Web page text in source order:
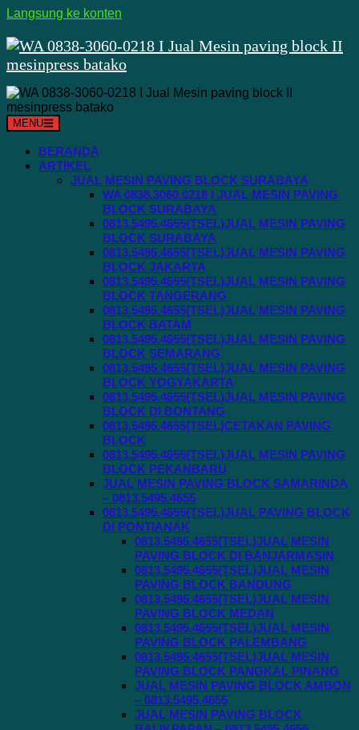
Langsung ke konten
MENU
BERANDA
ARTIKEL
JUAL MESIN PAVING BLOCK SURABAYA
WA 0838.3060.0218 I JUAL MESIN PAVING
BLOCK SURABAYA
0813.5495.4655(TSEL)JUAL MESIN PAVING
BLOCK SURABAYA
0813.5495.4655(TSEL)JUAL MESIN PAVING
BLOCK JAKARTA
0813.5495.4655(TSEL)JUAL MESIN PAVING
BLOCK TANGERANG
0813.5495.4655(TSEL)JUAL MESIN PAVING
BLOCK BATAM
0813.5495.4655(TSEL)JUAL MESIN PAVING
BLOCK SEMARANG
0813.5495.4655(TSEL)JUAL MESIN PAVING
BLOCK YOGYAKARTA
0813.5495.4655(TSEL)JUAL MESIN PAVING
BLOCK DI BONTANG
0813.5495.4655(TSEL)CETAKAN PAVING
BLOCK
0813.5495.4655(TSEL)JUAL MESIN PAVING
BLOCK PEKANBARU
JUAL MESIN PAVING BLOCK SAMARINDA
– 0813.5495.4655
0813.5495.4655(TSEL)JUAL PAVING BLOCK
DI PONTIANAK
0813.5495.4655(TSEL)JUAL MESIN
PAVING BLOCK DI BANJARMASIN
0813.5495.4655(TSEL)JUAL MESIN
PAVING BLOCK BANDUNG
0813.5495.4655(TSEL)JUAL MESIN
PAVING BLOCK MEDAN
0813.5495.4655(TSEL)JUAL MESIN
PAVING BLOCK PALEMBANG
0813.5495.4655(TSEL)JUAL MESIN
PAVING BLOCK PANGKAL PINANG
JUAL MESIN PAVING BLOCK AMBON
– 0813.5495.4655
JUAL MESIN PAVING BLOCK